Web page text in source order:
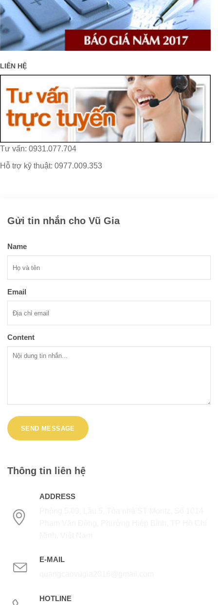
LIÊN HỆ
Tư vấn: 0931.077.704
Hỗ trợ kỹ thuật: 0977.009.353
Gửi tin nhắn cho Vũ Gia
Name
Email
Content
Thông tin liên hệ
ADDRESS
E-MAIL
HOTLINE